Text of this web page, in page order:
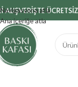
Navigasyona atla
Ana içeriğe atla
ÜCRETSİZ KARGO